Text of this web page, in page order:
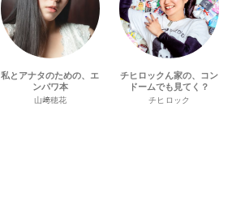
私とアナタのための、エ
ンパワ本
山﨑穂花
チヒロックん家の、コン
ドームでも見てく？
チヒロック